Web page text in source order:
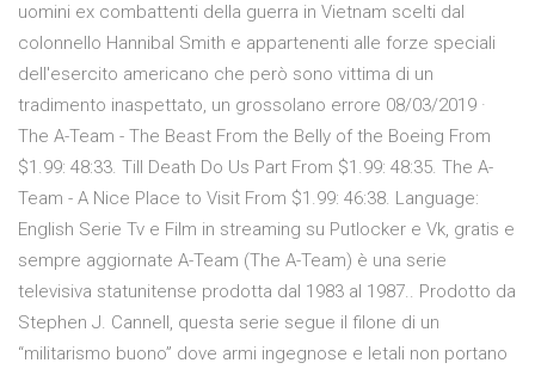
uomini ex combattenti della guerra in Vietnam scelti dal
colonnello Hannibal Smith e appartenenti alle forze speciali
dell'esercito americano che però sono vittima di un
tradimento inaspettato, un grossolano errore 08/03/2019 ·
The A-Team - The Beast From the Belly of the Boeing From
$1.99: 48:33. Till Death Do Us Part From $1.99: 48:35. The A-
Team - A Nice Place to Visit From $1.99: 46:38. Language:
English Serie Tv e Film in streaming su Putlocker e Vk, gratis e
sempre aggiornate A-Team (The A-Team) è una serie
televisiva statunitense prodotta dal 1983 al 1987.. Prodotto da
Stephen J. Cannell, questa serie segue il filone di un
“militarismo buono” dove armi ingegnose e letali non portano